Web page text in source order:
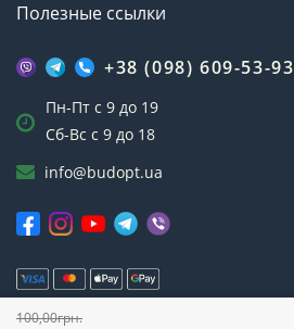
100,00грн.
Полезные ссылки
+38 (098) 609-53-93
Пн-Пт с 9 до 19
Сб-Вс с 9 до 18
info@budopt.ua
Интернет-магазин БудОпт™ © 2023